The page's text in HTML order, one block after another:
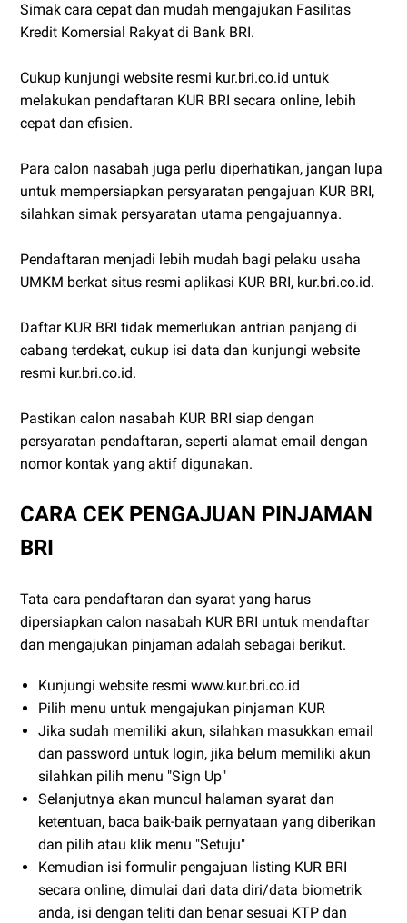
Simak cara cepat dan mudah mengajukan Fasilitas
Kredit Komersial Rakyat di Bank BRI.
Cukup kunjungi website resmi kur.bri.co.id untuk
melakukan pendaftaran KUR BRI secara online, lebih
cepat dan efisien.
Para calon nasabah juga perlu diperhatikan, jangan lupa
untuk mempersiapkan persyaratan pengajuan KUR BRI,
silahkan simak persyaratan utama pengajuannya.
Pendaftaran menjadi lebih mudah bagi pelaku usaha
UMKM berkat situs resmi aplikasi KUR BRI, kur.bri.co.id.
Daftar KUR BRI tidak memerlukan antrian panjang di
cabang terdekat, cukup isi data dan kunjungi website
resmi kur.bri.co.id.
Pastikan calon nasabah KUR BRI siap dengan
persyaratan pendaftaran, seperti alamat email dengan
nomor kontak yang aktif digunakan.
CARA CEK PENGAJUAN PINJAMAN
BRI
Tata cara pendaftaran dan syarat yang harus
dipersiapkan calon nasabah KUR BRI untuk mendaftar
dan mengajukan pinjaman adalah sebagai berikut.
Kunjungi website resmi www.kur.bri.co.id
Pilih menu untuk mengajukan pinjaman KUR
Jika sudah memiliki akun, silahkan masukkan email
dan password untuk login, jika belum memiliki akun
silahkan pilih menu "Sign Up"
Selanjutnya akan muncul halaman syarat dan
ketentuan, baca baik-baik pernyataan yang diberikan
dan pilih atau klik menu "Setuju"
Kemudian isi formulir pengajuan listing KUR BRI
secara online, dimulai dari data diri/data biometrik
anda, isi dengan teliti dan benar sesuai KTP dan